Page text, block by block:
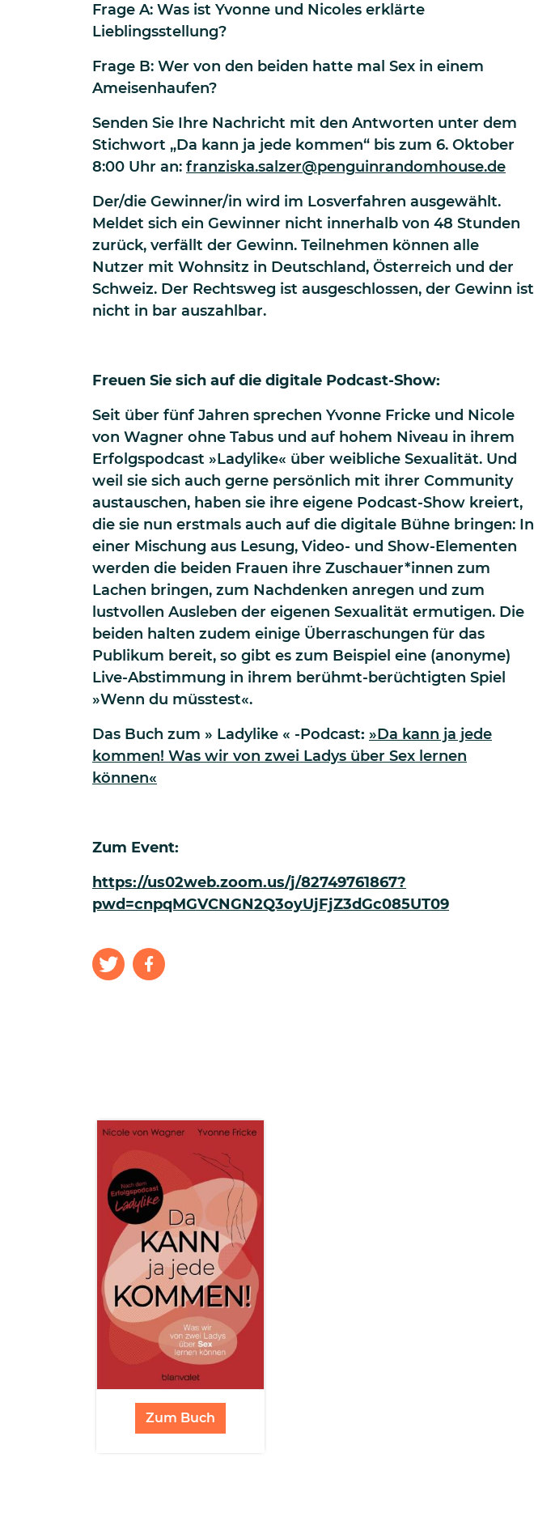
Frage A: Was ist Yvonne und Nicoles erklärte
Lieblingsstellung?
Frage B: Wer von den beiden hatte mal Sex in einem
Ameisenhaufen?
Senden Sie Ihre Nachricht mit den Antworten unter dem
Stichwort „Da kann ja jede kommen“ bis zum 6. Oktober
8:00 Uhr an: franziska.salzer@penguinrandomhouse.de
Der/die Gewinner/in wird im Losverfahren ausgewählt.
Meldet sich ein Gewinner nicht innerhalb von 48 Stunden
zurück, verfällt der Gewinn. Teilnehmen können alle
Nutzer mit Wohnsitz in Deutschland, Österreich und der
Schweiz. Der Rechtsweg ist ausgeschlossen, der Gewinn ist
nicht in bar auszahlbar.
Freuen Sie sich auf die digitale Podcast-Show:
Seit über fünf Jahren sprechen Yvonne Fricke und Nicole
von Wagner ohne Tabus und auf hohem Niveau in ihrem
Erfolgspodcast »Ladylike« über weibliche Sexualität. Und
weil sie sich auch gerne persönlich mit ihrer Community
austauschen, haben sie ihre eigene Podcast-Show kreiert,
die sie nun erstmals auch auf die digitale Bühne bringen: In
einer Mischung aus Lesung, Video- und Show-Elementen
werden die beiden Frauen ihre Zuschauer*innen zum
Lachen bringen, zum Nachdenken anregen und zum
lustvollen Ausleben der eigenen Sexualität ermutigen. Die
beiden halten zudem einige Überraschungen für das
Publikum bereit, so gibt es zum Beispiel eine (anonyme)
Live-Abstimmung in ihrem berühmt-berüchtigten Spiel
»Wenn du müsstest«.
Das Buch zum » Ladylike « -Podcast: »Da kann ja jede
kommen! Was wir von zwei Ladys über Sex lernen
können«
Zum Event:
https://us02web.zoom.us/j/82749761867?
pwd=cnpqMGVCNGN2Q3oyUjFjZ3dGc085UT09
Zum Buch